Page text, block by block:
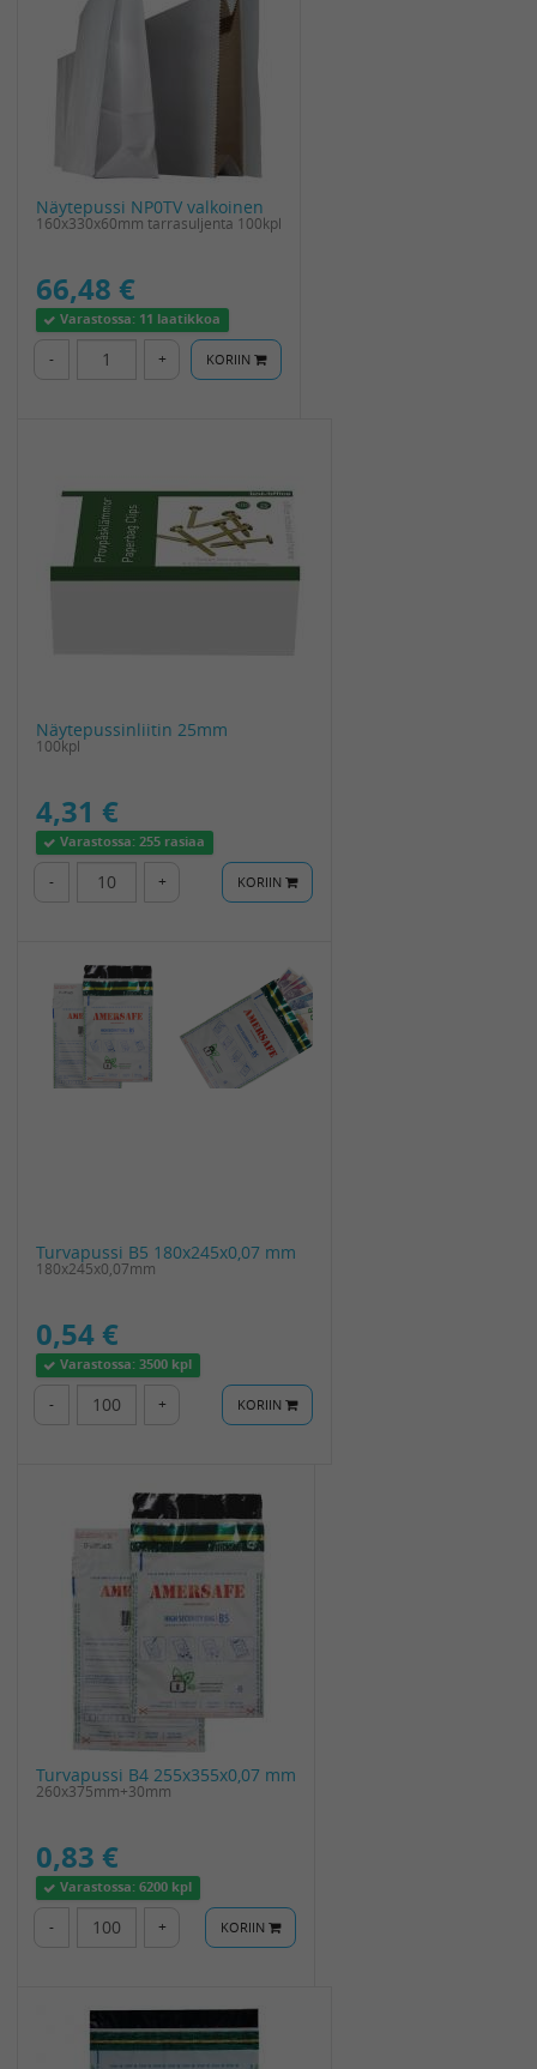
Näytepussi NP0TV valkoinen
160x330x60mm tarrasuljenta 100kpl
66,48 €
Varastossa: 11 laatikkoa
- + KORIIN
Näytepussinliitin 25mm
100kpl
4,31 €
Varastossa:255 rasiaa
- + KORIIN
Turvapussi B5 180x245x0,07 mm
180x245x0,07mm
0,54 €
Varastossa:3500 kpl
- + KORIIN
Turvapussi B4 255x355x0,07 mm
260x375mm+30mm
0,83 €
Varastossa:6200 kpl
- + KORIIN